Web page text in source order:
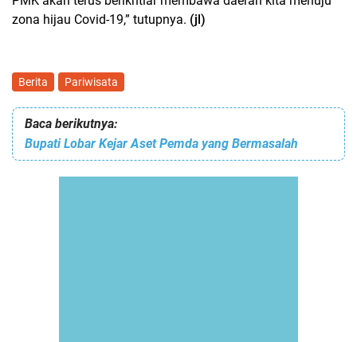
zona hijau Covid-19,” tutupnya. (jl)
Berita Pariwisata
Baca berikutnya:
Bupati Lobar Kejar Aset Pemda yang Bermasalah